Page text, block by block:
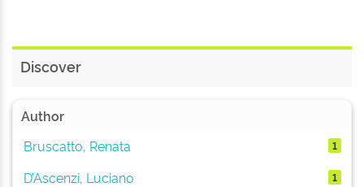
Discover
Author
Bruscatto, Renata
1
D’Ascenzi, Luciano 1